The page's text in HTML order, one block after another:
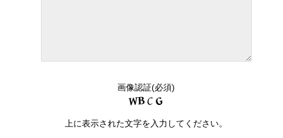
画像認証(必須)
上に表示された文字を入力してください。